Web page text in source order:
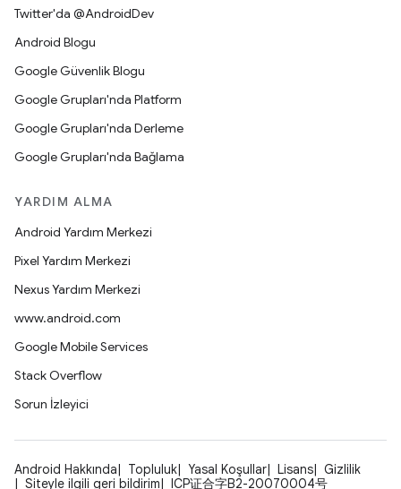
Twitter'da @AndroidDev
Android Blogu
Google Güvenlik Blogu
Google Grupları'nda Platform
Google Grupları'nda Derleme
Google Grupları'nda Bağlama
YARDIM ALMA
Android Yardım Merkezi
Pixel Yardım Merkezi
Nexus Yardım Merkezi
www.android.com
Google Mobile Services
Stack Overflow
Sorun İzleyici
Android Hakkında Topluluk Yasal Koşullar Lisans
Gizlilik
Siteyle ilgili geri bildirim
ICP证合字B2-20070004号